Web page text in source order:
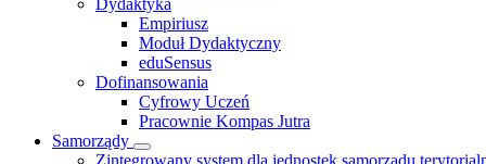
Dydaktyka
Empiriusz
Moduł Dydaktyczny
eduSensus
Dofinansowania
Cyfrowy Uczeń
Pracownie Kompas Jutra
Samorządy
Zintegrowany system dla jednostek samorządu